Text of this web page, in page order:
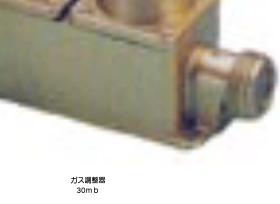
ガス調整器
30ｍｂ